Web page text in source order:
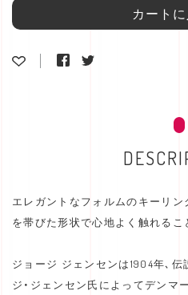
カート
エレガントなフォルムのキーリ
を帯びた形状で心地よく触れるこ
ジョージ ジェンセンは1904年､
ジ・ジェンセン氏によってデンマ